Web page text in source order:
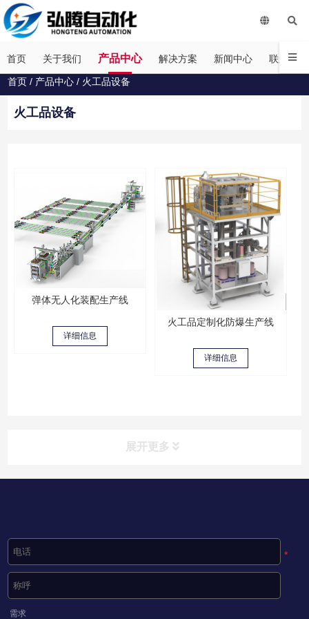
首页 关于我们 产品中心 解决方案 新闻中心 联系我们
首页 / 产品中心 / 火工品设备
火工品设备
弹体无人化装配生产线
详细信息
火工品定制化防爆生产线
详细信息
展开更多
*
需求